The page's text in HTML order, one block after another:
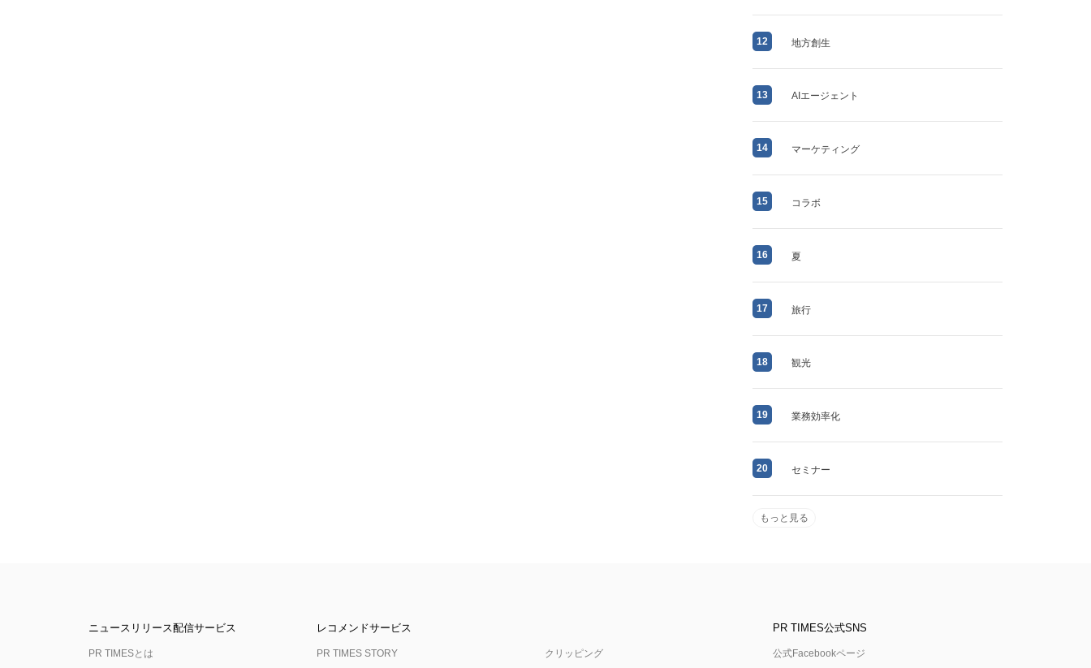
12 地方創生
13 AIエージェント
14 マーケティング
15 コラボ
16 夏
17 旅行
18 観光
19 業務効率化
20 セミナー
もっと見る
ニュースリリース配信サービス
PR TIMESとは
レコメンドサービス
PR TIMES STORY クリッピング
PR TIMES公式SNS
公式Facebookページ